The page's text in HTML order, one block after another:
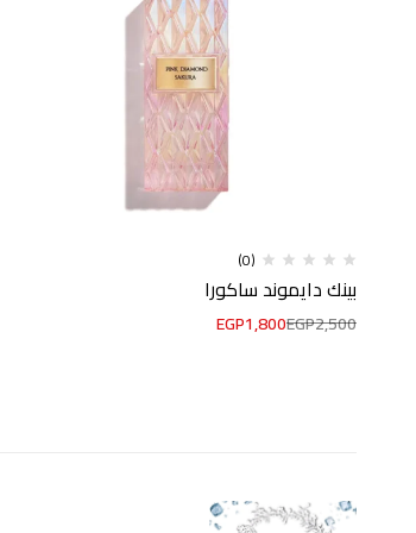
(0)
بينك دايموند ساكورا
EGP2,500
EGP1,800